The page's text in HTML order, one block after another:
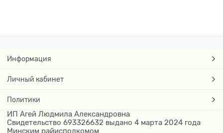
Информация
Личный кабинет
Политики
ИП Агей Людмила Александровна
Свидетельство 693326632 выдано 4 марта 2024 года
Минским райисполкомом